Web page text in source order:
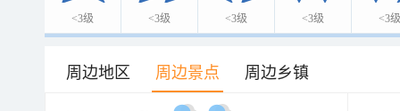
<3级 <3级 <3级 <3级 <3级
周边地区 周边景点 周边乡镇